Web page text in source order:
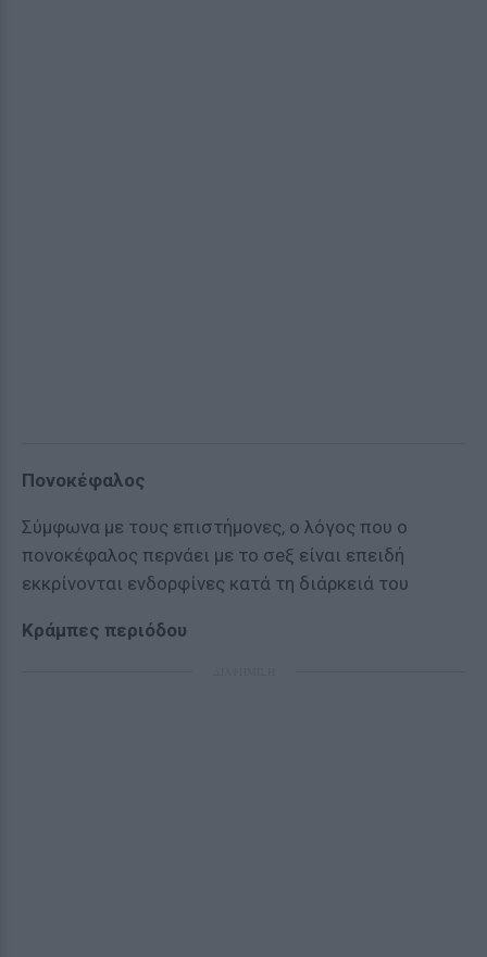
Πονοκέφαλος
Σύμφωνα με τους επιστήμονες, ο λόγος που ο
πονοκέφαλος περνάει με το σeξ είναι επειδή
εκκρίνονται ενδορφίνες κατά τη διάρκειά του
Κράμπες περιόδου